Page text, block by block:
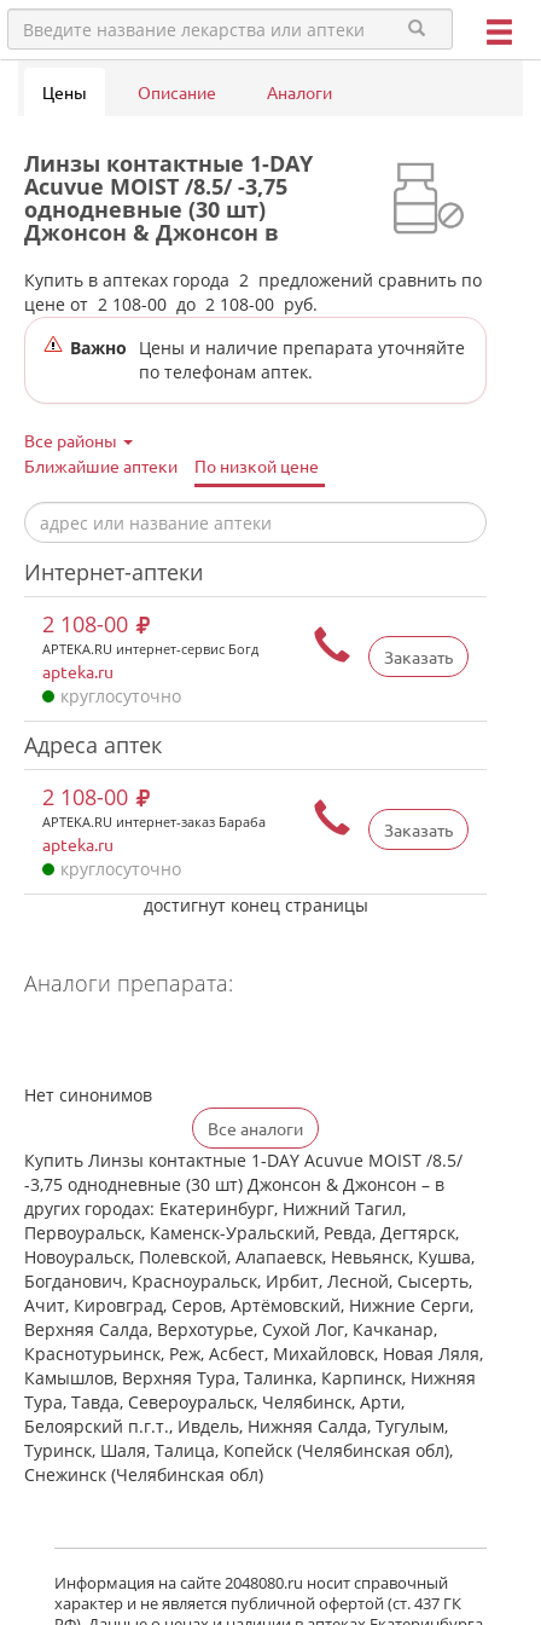
Цены Описание Аналоги
Линзы контактные 1-DAY
Acuvue MOIST /8.5/ -3,75
однодневные (30 шт)
Джонсон & Джонсон в
аптеках города Богдановича
Купить в аптеках города 2 предложений сравнить по
цене от 2 108-00 до 2 108-00 руб.
Важно
Цены и наличие препарата уточняйте
по телефонам аптек.
Все районы
Ближайшие аптеки
По низкой цене
Интернет-аптеки
Заказать
2 108-00
APTEKA.RU интернет-сервис Богд
apteka.ru
круглосуточно
Адреса аптек
Заказать
2 108-00
APTEKA.RU интернет-заказ Бараба
apteka.ru
круглосуточно
достигнут конец страницы
Аналоги препарата:
Нет синонимов
Все аналоги
Купить Линзы контактные 1-DAY Acuvue MOIST /8.5/
-3,75 однодневные (30 шт) Джонсон & Джонсон – в
других городах: Екатеринбург, Нижний Тагил,
Первоуральск, Каменск-Уральский, Ревда, Дегтярск,
Новоуральск, Полевской, Алапаевск, Невьянск, Кушва,
Богданович, Красноуральск, Ирбит, Лесной, Сысерть,
Ачит, Кировград, Серов, Артёмовский, Нижние Cерги,
Верхняя Салда, Верхотурье, Сухой Лог, Качканар,
Краснотурьинск, Реж, Асбест, Михайловск, Новая Ляля,
Камышлов, Верхняя Тура, Талинка, Карпинск, Нижняя
Тура, Тавда, Североуральск, Челябинск, Арти,
Белоярский п.г.т., Ивдель, Нижняя Салда, Тугулым,
Туринск, Шаля, Талица, Копейск (Челябинская обл),
Снежинск (Челябинская обл)
Информация на сайте 2048080.ru носит справочный
характер и не является публичной офертой (ст. 437 ГК